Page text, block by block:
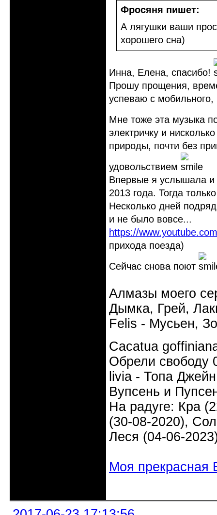
Фросяня пишет:
А лягушки ваши
хорошего сна)
Инна, Елена, спасибо!
Прошу прощения,
успеваю с мобильного,
Мне тоже эта музыка
электричку и
природы, почти без
удовольствием
Впервые я услышала и
2013 года. Тогда
Несколько дней
и не было вовсе...
https://
прихода поезда)
Сейчас снова поют
Алмазы моего
Дымка, Грей,
Felis - Мусьен,
Cacatua
Обрели свободу
livia - Топа
Вупсень и
На радуге: Кра
(30-08-2020),
Леся (04-06-
Моя прекрасная